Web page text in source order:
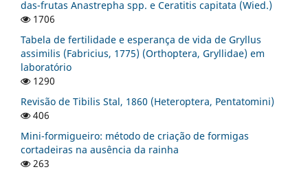
das-frutas Anastrepha spp. e Ceratitis capitata (Wied.)
1706
Tabela de fertilidade e esperança de vida de Gryllus
assimilis (Fabricius, 1775) (Orthoptera, Gryllidae) em
laboratório
1290
Revisão de Tibilis Stal, 1860 (Heteroptera, Pentatomini)
406
Mini-formigueiro: método de criação de formigas
cortadeiras na ausência da rainha
263